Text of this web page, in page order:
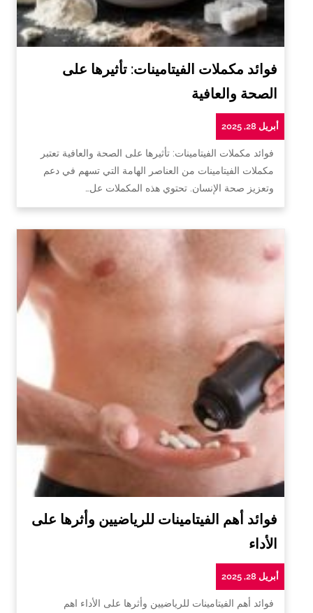
فوائد مكملات الفيتامينات: تأثيرها على
الصحة والعافية
أبريل 28, 2025
فوائد مكملات الفيتامينات: تأثيرها على الصحة والعافية تعتبر
مكملات الفيتامينات من العناصر الهامة التي تسهم في دعم
وتعزيز صحة الإنسان. تحتوي هذه المكملات عل…
فوائد أهم الفيتامينات للرياضيين وأثرها على
الأداء
أبريل 28, 2025
فوائد أهم الفيتامينات للرياضيين وأثرها على الأداء اهم